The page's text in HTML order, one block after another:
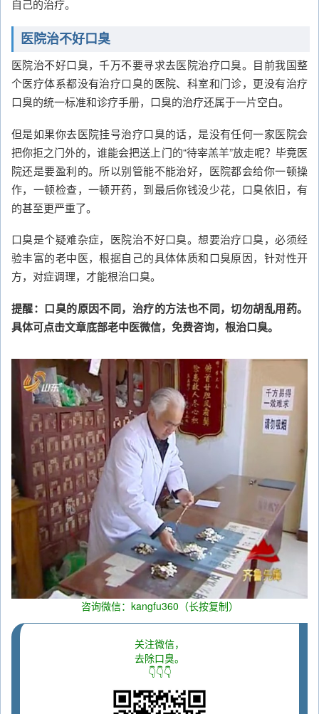
自己的治疗。
医院治不好口臭
医院治不好口臭，千万不要寻求去医院治疗口臭。目前我国整
个医疗体系都没有治疗口臭的医院、科室和门诊，更没有治疗
口臭的统一标准和诊疗手册，口臭的治疗还属于一片空白。
但是如果你去医院挂号治疗口臭的话，是没有任何一家医院会
把你拒之门外的，谁能会把送上门的“待宰羔羊”放走呢？毕竟医
院还是要盈利的。所以别管能不能治好，医院都会给你一顿操
作，一顿检查，一顿开药，到最后你钱没少花，口臭依旧，有
的甚至更严重了。
口臭是个疑难杂症，医院治不好口臭。想要治疗口臭，必须经
验丰富的老中医，根据自己的具体体质和口臭原因，针对性开
方，对症调理，才能根治口臭。
提醒：口臭的原因不同，治疗的方法也不同，切勿胡乱用药。
具体可点击文章底部老中医微信，免费咨询，根治口臭。
咨询微信：kangfu360（长按复制）
关注微信，
去除口臭。
👇👇👇